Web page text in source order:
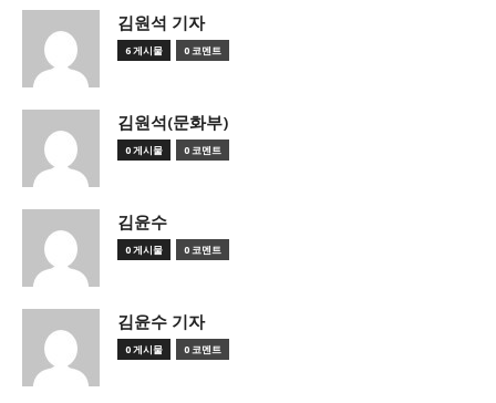
김원석 기자
6 게시물 0 코멘트
김원석(문화부)
0 게시물 0 코멘트
김윤수
0 게시물 0 코멘트
김윤수 기자
0 게시물 0 코멘트